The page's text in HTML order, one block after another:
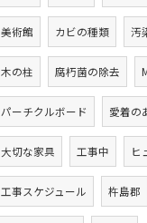
美術館 カビの種類 汚
木の柱 腐朽菌の除去
パーチクルボード 愛着の
大切な家具 工事中 ヒ
工事スケジュール 杵島郡